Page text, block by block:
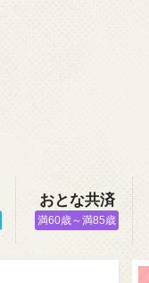
おとな共済
満60歳～満85歳